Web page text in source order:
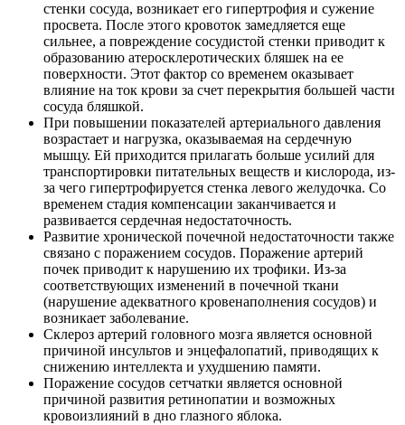
стенки сосуда, возникает его гипертрофия и сужение
просвета. После этого кровоток замедляется еще
сильнее, а повреждение сосудистой стенки приводит к
образованию атеросклеротических бляшек на ее
поверхности. Этот фактор со временем оказывает
влияние на ток крови за счет перекрытия большей части
сосуда бляшкой.
При повышении показателей артериального давления
возрастает и нагрузка, оказываемая на сердечную
мышцу. Ей приходится прилагать больше усилий для
транспортировки питательных веществ и кислорода, из-
за чего гипертрофируется стенка левого желудочка. Со
временем стадия компенсации заканчивается и
развивается сердечная недостаточность.
Развитие хронической почечной недостаточности также
связано с поражением сосудов. Поражение артерий
почек приводит к нарушению их трофики. Из-за
соответствующих изменений в почечной ткани
(нарушение адекватного кровенаполнения сосудов) и
возникает заболевание.
Склероз артерий головного мозга является основной
причиной инсультов и энцефалопатий, приводящих к
снижению интеллекта и ухудшению памяти.
Поражение сосудов сетчатки является основной
причиной развития ретинопатии и возможных
кровоизлияний в дно глазного яблока.